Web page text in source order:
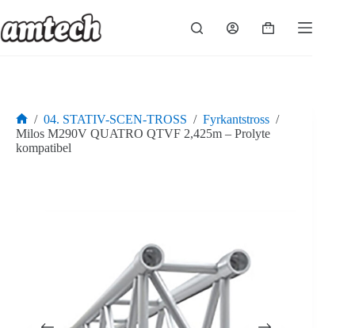
till
innehåll
Varukorg
Hem
/ 04. STATIV-SCEN-TROSS / Fyrkantstross /
Milos M290V QUATRO QTVF 2,425m – Prolyte
kompatibel